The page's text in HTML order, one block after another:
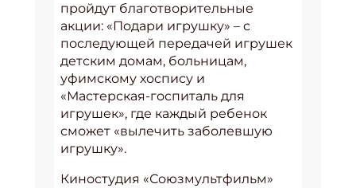
пройдут благотворительные
акции: «Подари игрушку» – с
последующей передачей игрушек
детским домам, больницам,
уфимскому хоспису и
«Мастерская-госпиталь для
игрушек», где каждый ребенок
сможет «вылечить заболевшую
игрушку».
Киностудия «Союзмультфильм»